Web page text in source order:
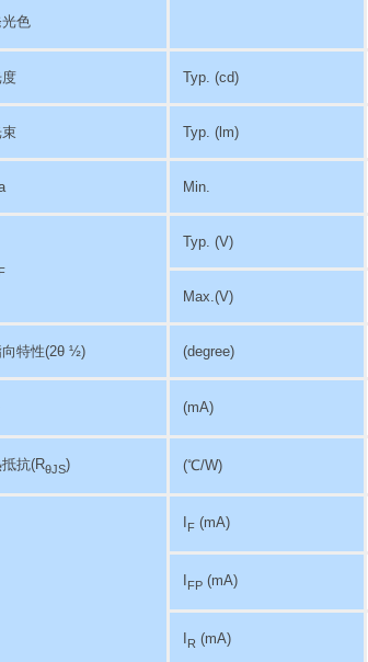
色
Typ. (cd)
Typ. (lm)
Min.
F
Typ. (V)
Max.(V)
特性(2θ ½) (degree)
(mA)
抗(RθJS) (℃/W)
F (mA)
FP (mA)
R (mA)